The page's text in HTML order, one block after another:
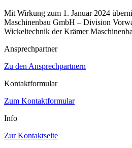
Mit Wirkung zum 1. Januar 2024
Maschinenbau GmbH – Division
Wickeltechnik der Krämer
Ansprechpartner
Zu den Ansprechpartnern
Kontaktformular
Zum Kontaktformular
Info
Zur Kontaktseite